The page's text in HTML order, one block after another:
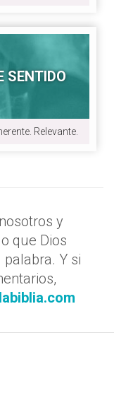
SENTIDO
Relevante.
y
que Dios
Y si